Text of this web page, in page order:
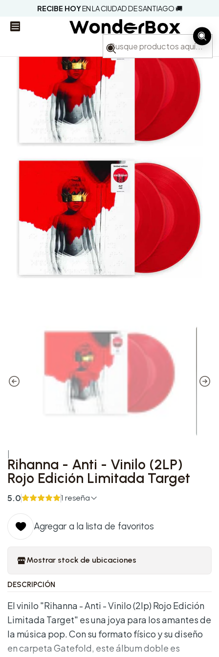
RECIBE HOYEN LA CIUDAD DE SANTIAGO 🚚
Rihanna - Anti - Vinilo (2LP)
Rojo Edición Limitada Target
5.0 1 reseña
Agregar a la lista de favoritos
Mostrar stock de ubicaciones
DESCRIPCIÓN
El vinilo "Rihanna - Anti - Vinilo (2lp) Rojo Edición
Limitada Target" es una joya para los amantes de
la música pop. Con su formato físico y su diseño
en carpeta Gatefold, este álbum doble es